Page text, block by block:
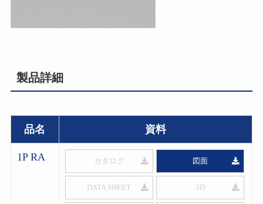
製品詳細
品名 資料
1P RA カタログ 図面
DATA SHEET 3D